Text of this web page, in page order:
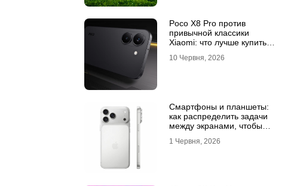
Poco X8 Pro против
привычной классики
Xiaomi: что лучше купить
10 Червня, 2026
Смартфоны и планшеты:
как распределить задачи
между экранами, чтобы
1 Червня, 2026